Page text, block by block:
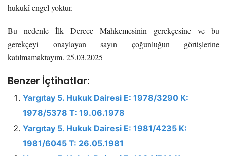
hukukî engel yoktur.
Bu nedenle İlk Derece Mahkemesinin gerekçesine ve bu
gerekçeyi onaylayan sayın çoğunluğun görüşlerine
katılmamaktayım. 25.03.2025
Benzer İçtihatlar:
Yargıtay 5. Hukuk Dairesi E: 1978/3290 K:
1978/5378 T: 19.06.1978
Yargıtay 5. Hukuk Dairesi E: 1981/4235 K:
1981/6045 T: 26.05.1981